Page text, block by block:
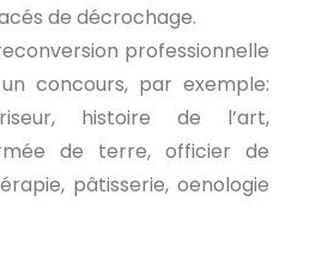
de décrochage.
professionnelle
concours, par exemple:
histoire de l’art,
de terre, officier de
pâtisserie, oenologie